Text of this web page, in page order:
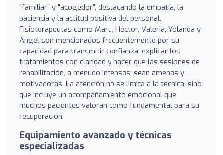
"familiar" y "acogedor", destacando la empatía, la
paciencia y la actitud positiva del personal.
Fisioterapeutas como Maru, Héctor, Valeria, Yolanda y
Ángel son mencionados frecuentemente por su
capacidad para transmitir confianza, explicar los
tratamientos con claridad y hacer que las sesiones de
rehabilitación, a menudo intensas, sean amenas y
motivadoras. La atención no se limita a la técnica, sino
que incluye un acompañamiento emocional que
muchos pacientes valoran como fundamental para su
recuperación.
Equipamiento avanzado y técnicas
especializadas